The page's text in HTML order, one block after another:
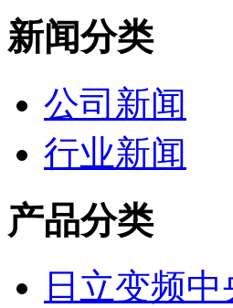
新闻分类
公司新闻
行业新闻
产品分类
日立变频中